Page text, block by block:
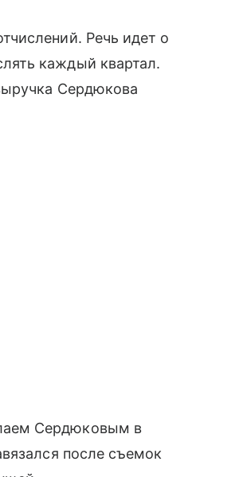
Речь идет о
каждый квартал.
Сердюкова
Сердюковым в
после съемок